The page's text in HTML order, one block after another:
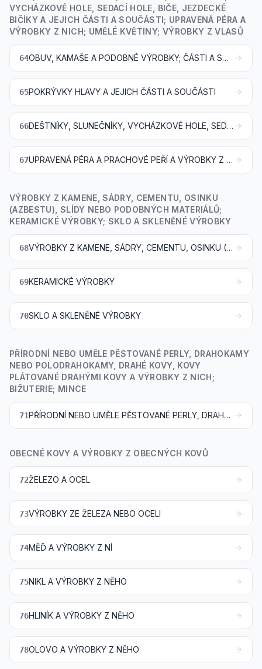
VYCHÁZKOVÉ HOLE, SEDACÍ HOLE, BIČE, JEZDECKÉ
BIČÍKY A JEJICH ČÁSTI A SOUČÁSTI; UPRAVENÁ PÉRA A
VÝROBKY Z NICH; UMĚLÉ KVĚTINY; VÝROBKY Z VLASŮ
64 OBUV, KAMAŠE A PODOBNÉ VÝROBKY; ČÁSTI A SOUČÁSTI TĚCHTO VÝROBKŮ
65POKRÝVKY HLAVY A JEJICH ČÁSTI A SOUČÁSTI
66 DEŠTNÍKY, SLUNEČNÍKY, VYCHÁZKOVÉ HOLE, SEDACÍ HOLE, BIČE, JEZDECKÉ BIČÍKY A JEJICH ČÁSTI A SOUČÁSTI
67 UPRAVENÁ PÉRA A PRACHOVÉ PEŘÍ A VÝROBKY Z NICH; UMĚLÉ KVĚTINY; VÝROBKY Z VLASŮ
VÝROBKY Z KAMENE, SÁDRY, CEMENTU, OSINKU
(AZBESTU), SLÍDY NEBO PODOBNÝCH MATERIÁLŮ;
KERAMICKÉ VÝROBKY; SKLO A SKLENĚNÉ VÝROBKY
68 VÝROBKY Z KAMENE, SÁDRY, CEMENTU, OSINKU (AZBESTU), SLÍDY NEBO PODOBNÝCH MATERIÁLŮ
69KERAMICKÉ VÝROBKY
70SKLO A SKLENĚNÉ VÝROBKY
PŘÍRODNÍ NEBO UMĚLE PĚSTOVANÉ PERLY, DRAHOKAMY
NEBO POLODRAHOKAMY, DRAHÉ KOVY, KOVY
PLÁTOVANÉ DRAHÝMI KOVY A VÝROBKY Z NICH;
BIŽUTERIE; MINCE
71 PŘÍRODNÍ NEBO UMĚLE PĚSTOVANÉ PERLY, DRAHOKAMY NEBO POLODRAHOKAMY, DRAHÉ KOVY, KOVY PLÁTOVANÉ DRAHÝMI KOVY A VÝROBKY Z NICH; BIŽUTERIE; MINCE
OBECNÉ KOVY A VÝROBKY Z OBECNÝCH KOVŮ
72ŽELEZO A OCEL
73VÝROBKY ZE ŽELEZA NEBO OCELI
74MĚĎ A VÝROBKY Z NÍ
75NIKL A VÝROBKY Z NĚHO
76HLINÍK A VÝROBKY Z NĚHO
78OLOVO A VÝROBKY Z NĚHO